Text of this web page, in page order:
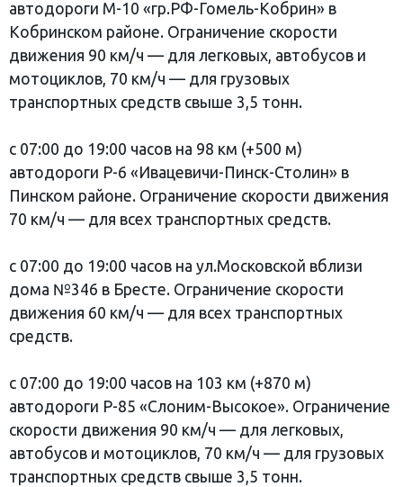
автодороги М-10 «гр.РФ-Гомель-Кобрин» в
Кобринском районе. Ограничение скорости
движения 90 км/ч — для легковых, автобусов и
мотоциклов, 70 км/ч — для грузовых
транспортных средств свыше 3,5 тонн.
с 07:00 до 19:00 часов на 98 км (+500 м)
автодороги Р-6 «Ивацевичи-Пинск-Столин» в
Пинском районе. Ограничение скорости движения
70 км/ч — для всех транспортных средств.
с 07:00 до 19:00 часов на ул.Московской вблизи
дома №346 в Бресте. Ограничение скорости
движения 60 км/ч — для всех транспортных
средств.
с 07:00 до 19:00 часов на 103 км (+870 м)
автодороги Р-85 «Слоним-Высокое». Ограничение
скорости движения 90 км/ч — для легковых,
автобусов и мотоциклов, 70 км/ч — для грузовых
транспортных средств свыше 3,5 тонн.